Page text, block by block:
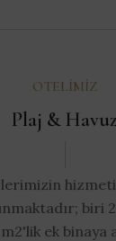
OTELIMIZ
Plaj & Havuz
biri
ek binaya